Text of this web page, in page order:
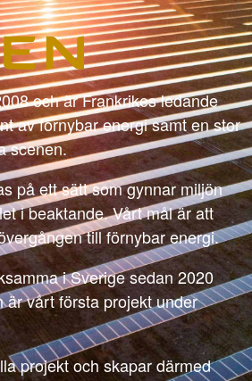
och är Frankrikes ledande
av förnybar energi samt en stor
scenen.
på ett sätt som gynnar miljön
i beaktande. Vårt mål är att
till förnybar energi.
i Sverige sedan 2020
är vårt första projekt under
projekt och skapar därmed